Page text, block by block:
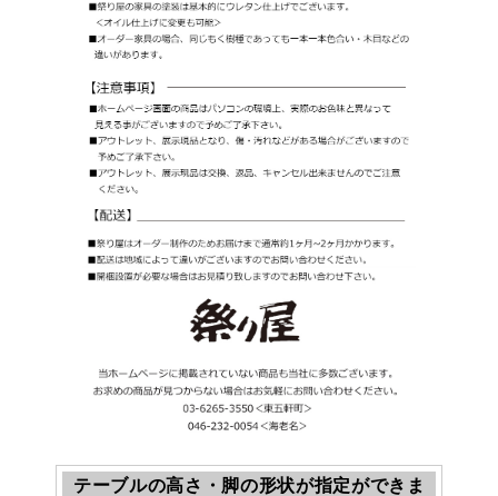
テーブルの高さ・脚の形状が指定ができま